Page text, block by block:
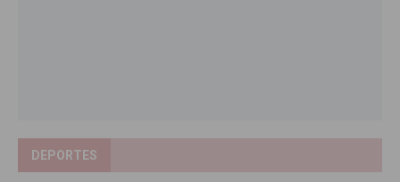
DEPORTES